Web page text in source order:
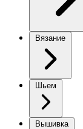
Вязание
Шьем
Вышивка